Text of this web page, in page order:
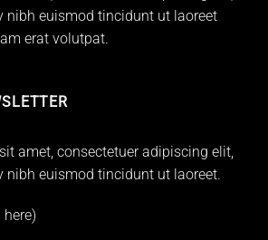
nibh euismod tincidunt ut laoreet
erat volutpat.
amet, consectetuer adipiscing elit,
nibh euismod tincidunt ut laoreet.